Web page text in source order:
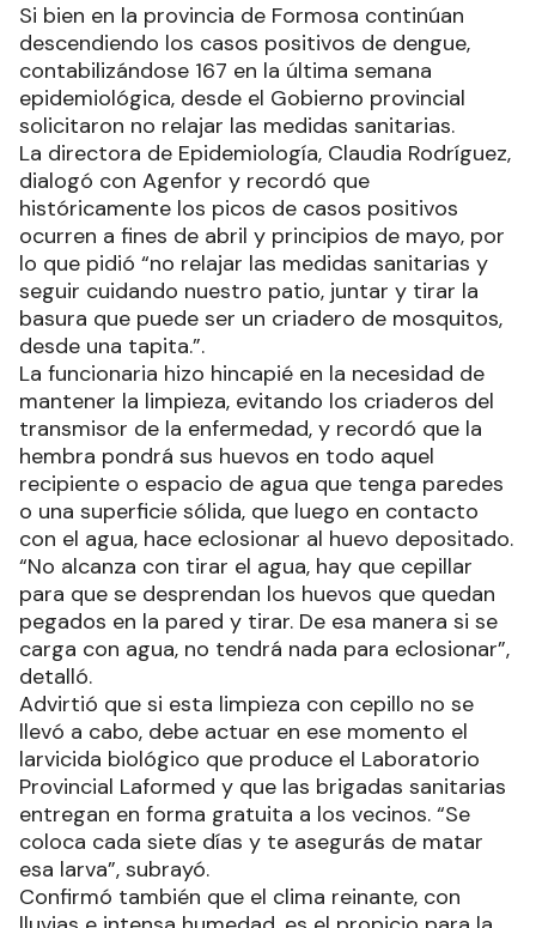
Si bien en la provincia de Formosa continúan
descendiendo los casos positivos de dengue,
contabilizándose 167 en la última semana
epidemiológica, desde el Gobierno provincial
solicitaron no relajar las medidas sanitarias.
La directora de Epidemiología, Claudia Rodríguez,
dialogó con Agenfor y recordó que
históricamente los picos de casos positivos
ocurren a fines de abril y principios de mayo, por
lo que pidió “no relajar las medidas sanitarias y
seguir cuidando nuestro patio, juntar y tirar la
basura que puede ser un criadero de mosquitos,
desde una tapita.”.
La funcionaria hizo hincapié en la necesidad de
mantener la limpieza, evitando los criaderos del
transmisor de la enfermedad, y recordó que la
hembra pondrá sus huevos en todo aquel
recipiente o espacio de agua que tenga paredes
o una superficie sólida, que luego en contacto
con el agua, hace eclosionar al huevo depositado.
“No alcanza con tirar el agua, hay que cepillar
para que se desprendan los huevos que quedan
pegados en la pared y tirar. De esa manera si se
carga con agua, no tendrá nada para eclosionar”,
detalló.
Advirtió que si esta limpieza con cepillo no se
llevó a cabo, debe actuar en ese momento el
larvicida biológico que produce el Laboratorio
Provincial Laformed y que las brigadas sanitarias
entregan en forma gratuita a los vecinos. “Se
coloca cada siete días y te asegurás de matar
esa larva”, subrayó.
Confirmó también que el clima reinante, con